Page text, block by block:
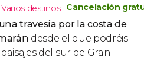
Varios destinos Cancelación
travesía por la costa de
desde el que podréis
del sur de Gran